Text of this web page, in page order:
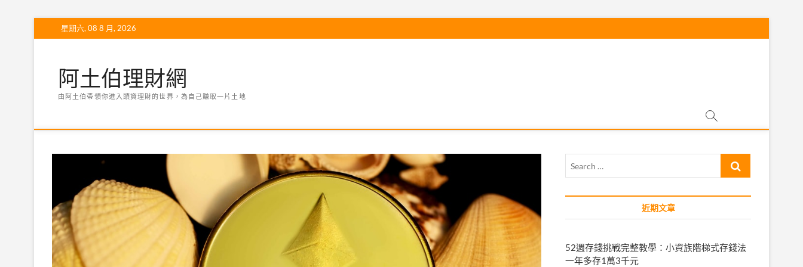
to
星期六, 08 8 月, 2026
阿土伯理財網
由阿土伯帶領你進入頭資理財的世界，為自己賺取一片土地
Search
近期文章
52週存錢挑戰完整教學：小資族階梯式存錢法
一年多存1萬3千元